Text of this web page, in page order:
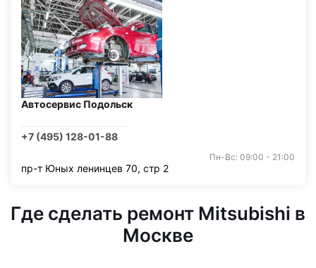
Автосервис Подольск
+7 (495) 128-01-88
Пн-Вс: 09:00 - 21:00
пр-т Юных ленинцев 70, стр 2
Где сделать ремонт Mitsubishi в
Москве